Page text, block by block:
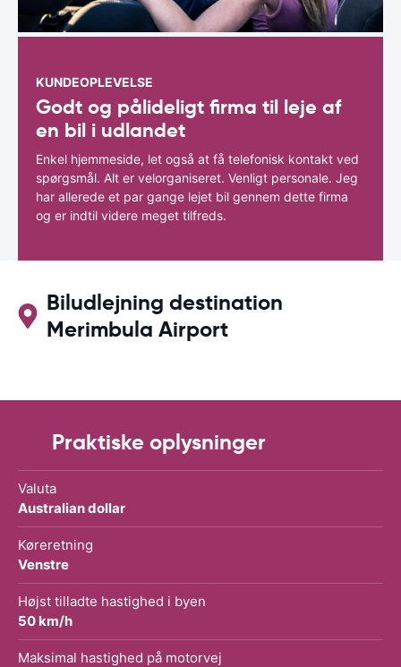
KUNDEOPLEVELSE
Godt og pålideligt firma til leje af
en bil i udlandet
Enkel hjemmeside, let også at få telefonisk kontakt ved
spørgsmål. Alt er velorganiseret. Venligt personale. Jeg
har allerede et par gange lejet bil gennem dette firma
og er indtil videre meget tilfreds.
Biludlejning destination
Merimbula Airport
Praktiske oplysninger
Valuta
Australian dollar
Køreretning
Venstre
Højst tilladte hastighed i byen
50 km/h
Maksimal hastighed på motorvej